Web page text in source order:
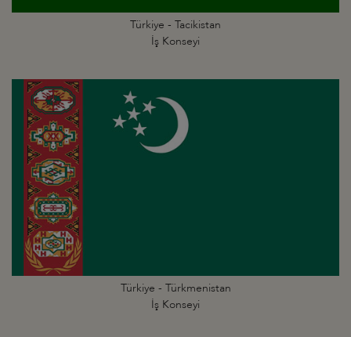
Türkiye - Tacikistan
İş Konseyi
Türkiye - Türkmenistan
İş Konseyi